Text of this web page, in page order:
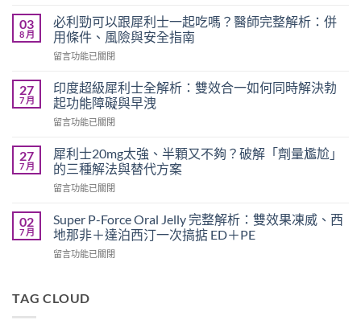
利
勁
療
程
要
多
久？
完
指
南：
港
性
必
讀
安
03
8 月
必利勁可以跟犀利士一起吃嗎？醫師完整解析：併
用條件、風險與安全指南
在
利
勁
可
以
犀
利
士
一
吃
嗎？
師
解
留言功能已關閉
27
7 月
印度超級犀利士全解析：雙效合一如何同時解決勃
起功能障礙與早洩
在
度
超
級
犀
士
全
解
析：
合
留言功能已關閉
27
7 月
犀利士20mg太強、半顆又不夠？破解「劑量尷尬」
的三種解法與替代方案
在
利
士
20mg
太
顆
留言功能已關閉
02
7 月
Super P-Force Oral Jelly 完整解析：雙效果凍威、西
地那非＋達泊西汀一次搞掂 ED＋PE
在
Force
留言功能已關閉
TAG CLOUD